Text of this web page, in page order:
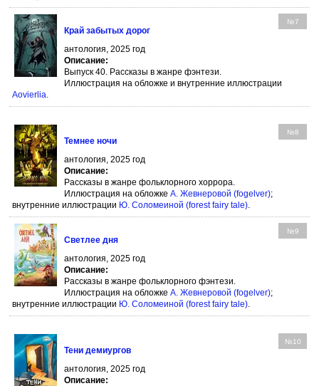
№7
Край забытых дорог
антология, 2025 год
Описание:
Выпуск 40. Рассказы в жанре фэнтези.
Иллюстрация на обложке и внутренние иллюстрации
Aovierlia.
№8
Темнее ночи
антология, 2025 год
Описание:
Рассказы в жанре фольклорного хоррора.
Иллюстрация на обложке А. Жевнеровой (fogelver);
внутренние иллюстрации Ю. Соломеиной (forest fairy tale).
№9
Светлее дня
антология, 2025 год
Описание:
Рассказы в жанре фольклорного фэнтези.
Иллюстрация на обложке А. Жевнеровой (fogelver);
внутренние иллюстрации Ю. Соломеиной (forest fairy tale).
№10
Тени демиургов
антология, 2025 год
Описание: